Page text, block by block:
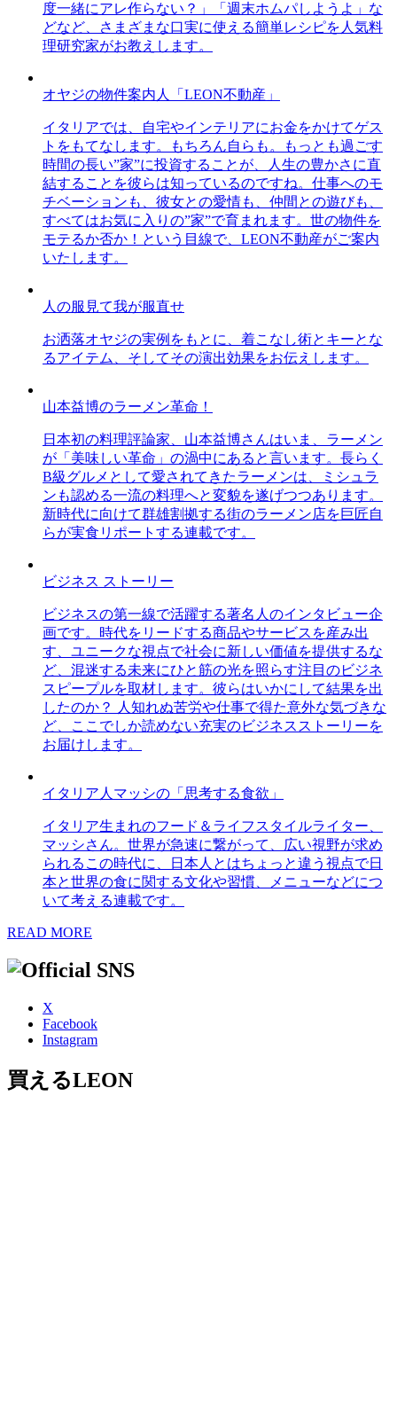
度一緒にアレ作らない？」「週末ホムパしようよ」な
どなど、さまざまな口実に使える簡単レシピを人気料
理研究家がお教えします。
オヤジの物件案内人「LEON不動産」
イタリアでは、自宅やインテリアにお金をかけてゲス
トをもてなします。もちろん自らも。もっとも過ごす
時間の長い”家”に投資することが、人生の豊かさに直
結することを彼らは知っているのですね。仕事へのモ
チベーションも、彼女との愛情も、仲間との遊びも、
すべてはお気に入りの”家”で育まれます。世の物件を
モテるか否か！という目線で、LEON不動産がご案内
いたします。
人の服見て我が服直せ
お洒落オヤジの実例をもとに、着こなし術とキーとな
るアイテム、そしてその演出効果をお伝えします。
山本益博のラーメン革命！
日本初の料理評論家、山本益博さんはいま、ラーメン
が「美味しい革命」の渦中にあると言います。長らく
B級グルメとして愛されてきたラーメンは、ミシュラ
ンも認める一流の料理へと変貌を遂げつつあります。
新時代に向けて群雄割拠する街のラーメン店を巨匠自
らが実食リポートする連載です。
ビジネス ストーリー
ビジネスの第一線で活躍する著名人のインタビュー企
画です。時代をリードする商品やサービスを産み出
す、ユニークな視点で社会に新しい価値を提供するな
ど、混迷する未来にひと筋の光を照らす注目のビジネ
スピープルを取材します。彼らはいかにして結果を出
したのか？ 人知れぬ苦労や仕事で得た意外な気づきな
ど、ここでしか読めない充実のビジネスストーリーを
お届けします。
イタリア人マッシの「思考する食欲」
イタリア生まれのフード＆ライフスタイルライター、
マッシさん。世界が急速に繋がって、広い視野が求め
られるこの時代に、日本人とはちょっと違う視点で日
本と世界の食に関する文化や習慣、メニューなどにつ
いて考える連載です。
READ MORE
X
Facebook
Instagram
買えるLEON